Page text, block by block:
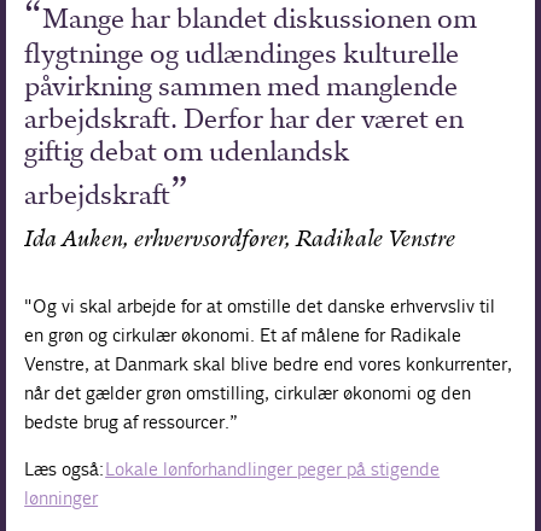
Mange har blandet diskussionen om
flygtninge og udlændinges kulturelle
påvirkning sammen med manglende
arbejdskraft. Derfor har der været en
giftig debat om udenlandsk
arbejdskraft
Ida Auken, erhvervsordfører, Radikale Venstre
"Og vi skal arbejde for at omstille det danske erhvervsliv til
en grøn og cirkulær økonomi. Et af målene for Radikale
Venstre, at Danmark skal blive bedre end vores konkurrenter,
når det gælder grøn omstilling, cirkulær økonomi og den
bedste brug af ressourcer.”
Læs også:Lokale lønforhandlinger peger på stigende
lønninger